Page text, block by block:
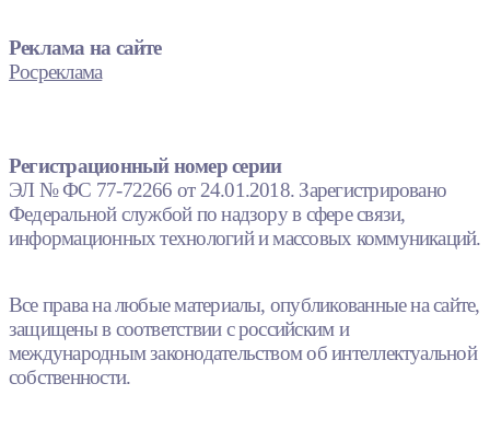
Реклама на сайте
Росреклама
Регистрационный номер серии
ЭЛ № ФС 77-72266 от 24.01.2018. Зарегистрировано
Федеральной службой по надзору в сфере связи,
информационных технологий и массовых коммуникаций.
Все права на любые материалы, опубликованные на сайте,
защищены в соответствии с российским и
международным законодательством об интеллектуальной
собственности.